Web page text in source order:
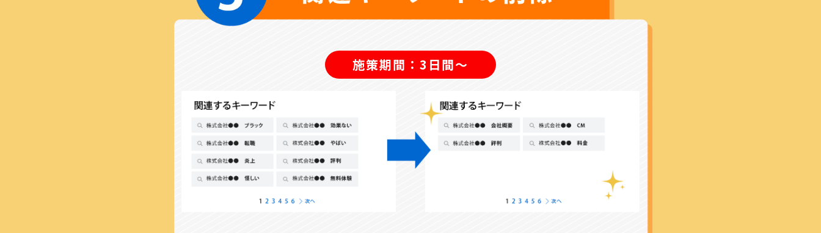
施策期間：3日間～